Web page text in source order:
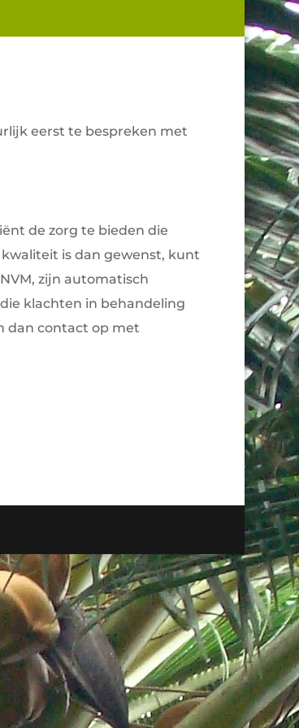
eerst te bespreken met
de zorg te bieden die
is dan gewenst, kunt
zijn automatisch
klachten in behandeling
dan contact op met